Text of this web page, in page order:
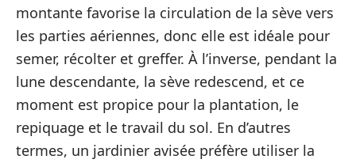
montante favorise la circulation de la sève vers
les parties aériennes, donc elle est idéale pour
semer, récolter et greffer. À l’inverse, pendant la
lune descendante, la sève redescend, et ce
moment est propice pour la plantation, le
repiquage et le travail du sol. En d’autres
termes, un jardinier avisée préfère utiliser la